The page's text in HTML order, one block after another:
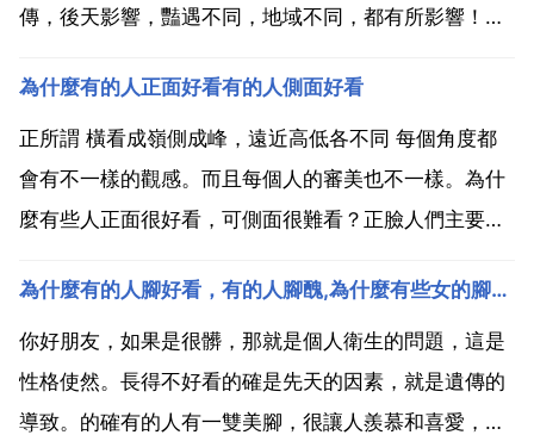
傳，後天影響，豔遇不同，地域不同，都有所影響！去
有錢的就越帥，沒有錢那個越醜 為什麼有些人越來越帥
有些人越來越醜 因為小時了了，大未必佳，人是會隨著
年齡...
為什麼有的人正面好看有的人側面好看
正所謂 橫看成嶺側成峰，遠近高低各不同 每個角度都
會有不一樣的觀感。而且每個人的審美也不一樣。為什
麼有些人正面很好看，可側面很難看？正臉人們主要看
官比較側臉沒有那麼突出立體，所以當看側臉時，發現
五官沒有正臉那麼深邃，所以才覺得不好看。有的人的
正臉，三...
為什麼有的人腳好看，有的人腳醜,為什麼有些女的腳那麼好看人卻不忍直視，有些女的人那麼漂亮腳長得那麼醜，就沒有人漂亮腳好看的女生嗎？
你好朋友，如果是很髒，那就是個人衛生的問題，這是
性格使然。長得不好看的確是先天的因素，就是遺傳的
導致。的確有的人有一雙美腳，很讓人羨慕和喜愛，但